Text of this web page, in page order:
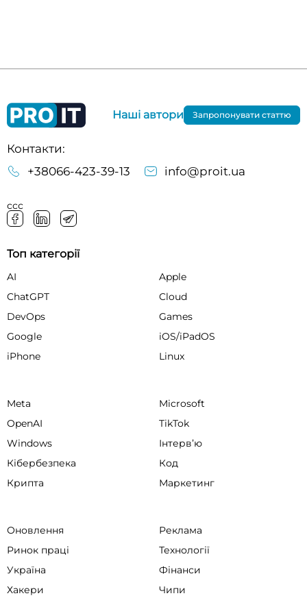
Контакти:
+38066-423-39-13
info@proit.ua
ссс
Наші автори Запропонувати статтю
Топ категорії
AI
Apple
ChatGPT
Cloud
DevOps
Games
Google
iOS/iPadOS
iPhone
Linux
Meta
Microsoft
OpenAI
TikTok
Windows
Інтервʼю
Кібербезпека
Код
Крипта
Маркетинг
Оновлення
Реклама
Ринок праці
Технології
Україна
Фінанси
Хакери
Чипи